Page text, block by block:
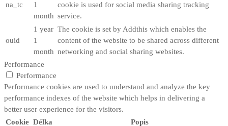
na_tc
1
month
cookie is used for social media sharing tracking
service.
ouid
1 year
1
month
The cookie is set by Addthis which enables the
content of the website to be shared across different
networking and social sharing websites.
Performance
Performance
Performance cookies are used to understand and analyze the key
performance indexes of the website which helps in delivering a
better user experience for the visitors.
Cookie Délka Popis